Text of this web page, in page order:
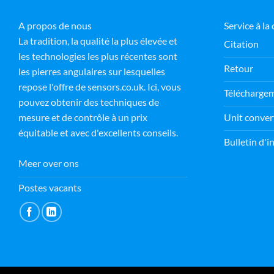
A propos de nous
La tradition, la qualité la plus élevée et
les technologies les plus récentes sont
les pierres angulaires sur lesquelles
repose l'offre de sensors.co.uk. Ici, vous
pouvez obtenir des techniques de
mesure et de contrôle à un prix
équitable et avec d'excellents conseils.
Meer over ons
Postes vacants
Service à la
Citation
Retour
Unit
Bulletin
M E
15 July 2026
Fantastic customer service by
Andrej. Not only kind and
helpful but going the extra
mile in order to help. Thank you